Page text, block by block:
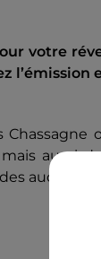
votre
l’émission
Chassagne
aussi
auditeurs